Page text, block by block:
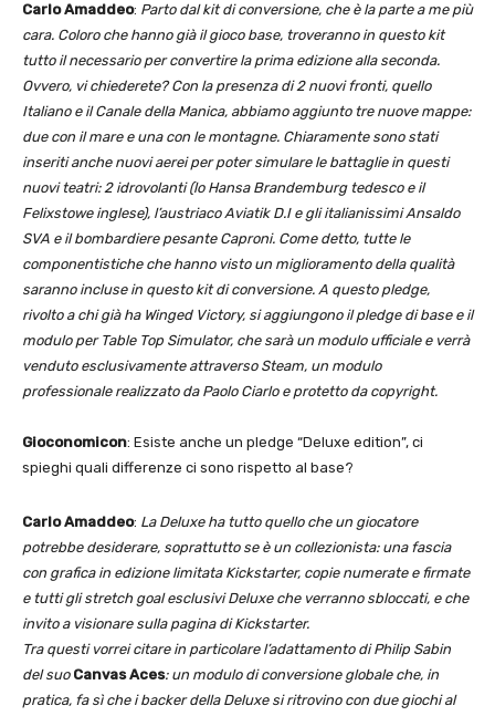
Carlo Amaddeo: Parto dal kit di conversione, che è la parte a me più
cara. Coloro che hanno già il gioco base, troveranno in questo kit
tutto il necessario per convertire la prima edizione alla seconda.
Ovvero, vi chiederete? Con la presenza di 2 nuovi fronti, quello
Italiano e il Canale della Manica, abbiamo aggiunto tre nuove mappe:
due con il mare e una con le montagne. Chiaramente sono stati
inseriti anche nuovi aerei per poter simulare le battaglie in questi
nuovi teatri: 2 idrovolanti (lo Hansa Brandemburg tedesco e il
Felixstowe inglese), l’austriaco Aviatik D.I e gli italianissimi Ansaldo
SVA e il bombardiere pesante Caproni. Come detto, tutte le
componentistiche che hanno visto un miglioramento della qualità
saranno incluse in questo kit di conversione. A questo pledge,
rivolto a chi già ha Winged Victory, si aggiungono il pledge di base e il
modulo per Table Top Simulator, che sarà un modulo ufficiale e verrà
venduto esclusivamente attraverso Steam, un modulo
professionale realizzato da Paolo Ciarlo e protetto da copyright.
Gioconomicon: Esiste anche un pledge “Deluxe edition”, ci
spieghi quali differenze ci sono rispetto al base?
Carlo Amaddeo: La Deluxe ha tutto quello che un giocatore
potrebbe desiderare, soprattutto se è un collezionista: una fascia
con grafica in edizione limitata Kickstarter, copie numerate e firmate
e tutti gli stretch goal esclusivi Deluxe che verranno sbloccati, e che
invito a visionare sulla pagina di Kickstarter.
Tra questi vorrei citare in particolare l’adattamento di Philip Sabin
del suo Canvas Aces: un modulo di conversione globale che, in
pratica, fa sì che i backer della Deluxe si ritrovino con due giochi al